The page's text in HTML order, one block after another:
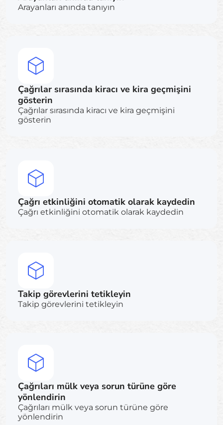
Arayanları anında tanıyın
Çağrılar sırasında kiracı ve kira geçmişini
gösterin
Çağrılar sırasında kiracı ve kira geçmişini
gösterin
Çağrı etkinliğini otomatik olarak kaydedin
Çağrı etkinliğini otomatik olarak kaydedin
Takip görevlerini tetikleyin
Takip görevlerini tetikleyin
Çağrıları mülk veya sorun türüne göre
yönlendirin
Çağrıları mülk veya sorun türüne göre
yönlendirin